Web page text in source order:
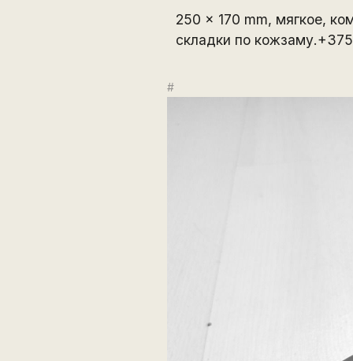
250 x 170 mm, мягкое,
складки по
#